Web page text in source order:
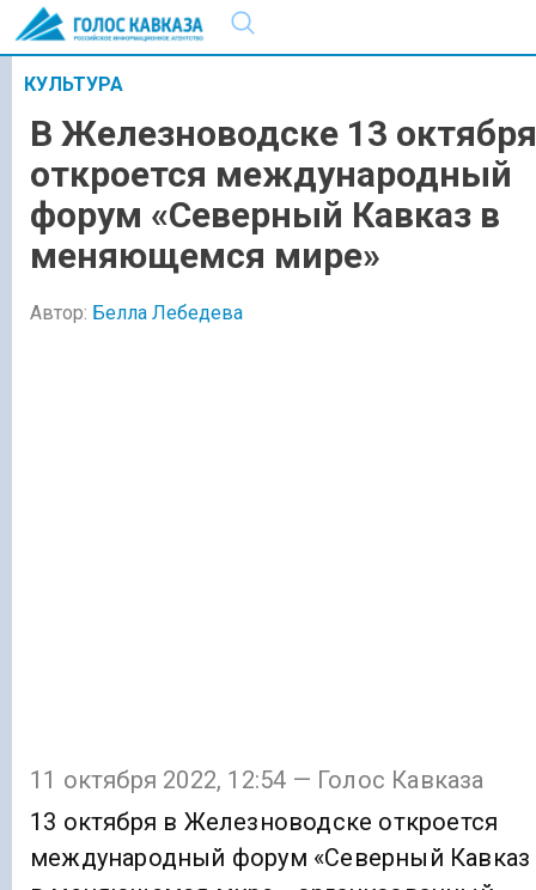
КУЛЬТУРА
В Железноводске 13 октября
откроется международный
форум «Северный Кавказ в
меняющемся мире»
Автор: Белла Лебедева
11 октября 2022, 12:54 — Голос Кавказа
13 октября в Железноводске откроется
международный форум «Северный Кавказ